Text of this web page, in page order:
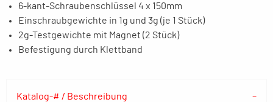
6-kant-Schraubenschlüssel 4 x 150mm
Einschraubgewichte in 1g und 3g (je 1 Stück)
2g-Testgewichte mit Magnet (2 Stück)
Befestigung durch Klettband
Katalog-# / Beschreibung